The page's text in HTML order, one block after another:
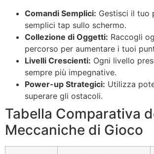
Comandi Semplici: Gestisci il tuo
semplici tap sullo schermo.
Collezione di Oggetti: Raccogli
percorso per aumentare i tuoi
Livelli Crescienti: Ogni livello
sempre più impegnative.
Power-up Strategici: Utilizza
superare gli ostacoli.
Tabella Comparativa
Meccaniche di Gioco